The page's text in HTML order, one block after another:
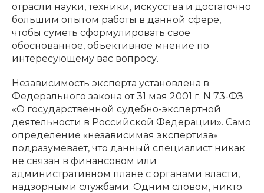
отрасли науки, техники, искусства и достаточно
большим опытом работы в данной сфере,
чтобы суметь сформулировать свое
обоснованное, объективное мнение по
интересующему вас вопросу.
Независимость эксперта установлена в
Федерального закона от 31 мая 2001 г. N 73-ФЗ
«О государственной судебно-экспертной
деятельности в Российской Федерации». Само
определение «независимая экспертиза»
подразумевает, что данный специалист никак
не связан в финансовом или
административном плане с органами власти,
надзорными службами. Одним словом, никто